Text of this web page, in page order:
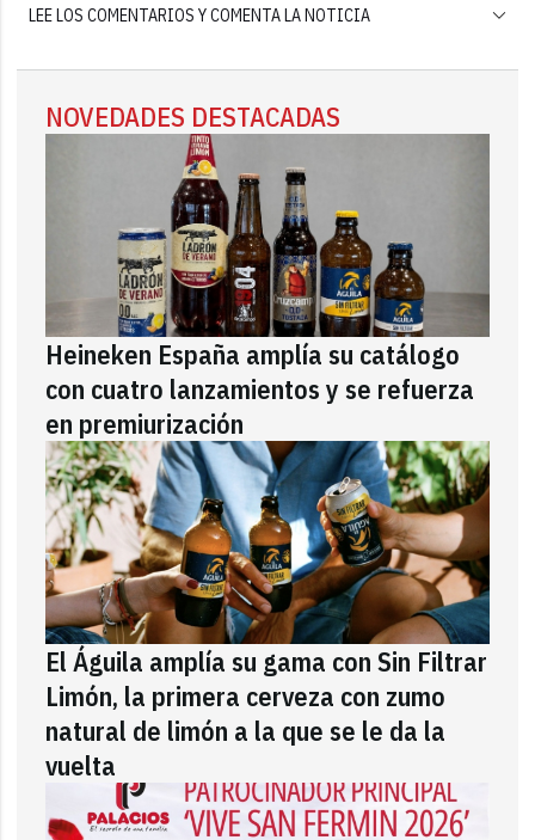
LEE LOS COMENTARIOS Y COMENTA LA NOTICIA
NOVEDADES DESTACADAS
Heineken España amplía su catálogo
con cuatro lanzamientos y se refuerza
en premiurización
El Águila amplía su gama con Sin Filtrar
Limón, la primera cerveza con zumo
natural de limón a la que se le da la
vuelta